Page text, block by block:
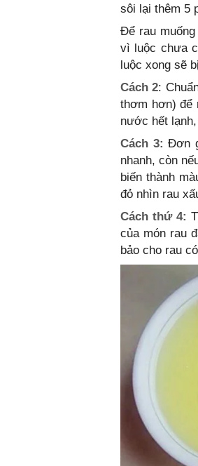
sôi lại thêm 5
Để rau
vì luộc chưa
luộc xong sẽ
Cách 2:
thơm hơn) để
nước hết
Cách 3: Đơn
nhanh, còn
biến thành
đỏ nhìn rau
Cách thứ 4:
của món rau
bảo cho rau